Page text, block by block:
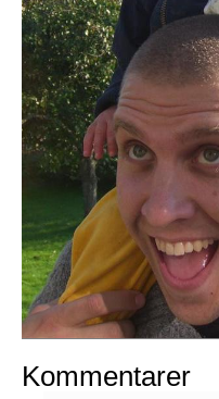
Kommentarer